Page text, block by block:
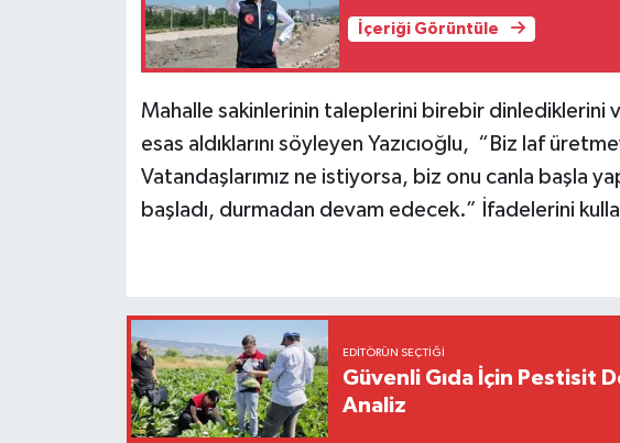
İçeriği Görüntüle
Mahalle sakinlerinin taleplerini birebir dinlediklerini
esas aldıklarını söyleyen Yazıcıoğlu, “Biz laf
Vatandaşlarımız ne istiyorsa, biz onu canla başla
başladı, durmadan devam edecek.” İfadelerini
EDITÖRÜN SEÇTIĞI
Güvenli Gıda İçin Pestisit
Analiz